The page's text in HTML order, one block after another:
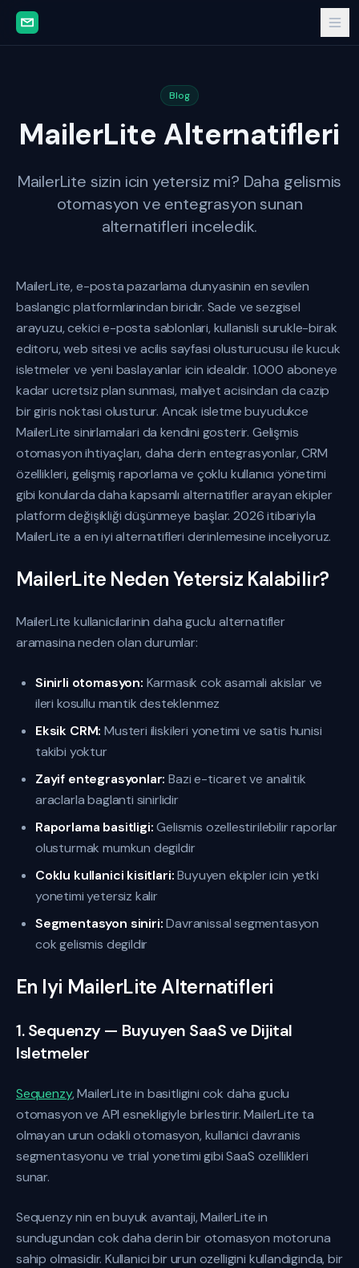
Blog
MailerLite Alternatifleri
MailerLite sizin icin yetersiz mi? Daha gelismis
otomasyon ve entegrasyon sunan
alternatifleri inceledik.
MailerLite, e-posta pazarlama dunyasinin en sevilen
baslangic platformlarindan biridir. Sade ve sezgisel
arayuzu, cekici e-posta sablonlari, kullanisli surukle-birak
editoru, web sitesi ve acilis sayfasi olusturucusu ile kucuk
isletmeler ve yeni baslayanlar icin idealdir. 1.000 aboneye
kadar ucretsiz plan sunmasi, maliyet acisindan da cazip
bir giris noktasi olusturur. Ancak isletme buyudukce
MailerLite sinirlamalari da kendini gosterir. Gelişmis
otomasyon ihtiyaçları, daha derin entegrasyonlar, CRM
özellikleri, gelişmiş raporlama ve çoklu kullanıcı yönetimi
gibi konularda daha kapsamlı alternatifler arayan ekipler
platform değişikliği düşünmeye başlar. 2026 itibariyla
MailerLite a en iyi alternatifleri derinlemesine inceliyoruz.
MailerLite Neden Yetersiz Kalabilir?
MailerLite kullanicilarinin daha guclu alternatifler
aramasina neden olan durumlar:
Sinirli otomasyon: Karmasik cok asamali akislar ve
ileri kosullu mantik desteklenmez
Eksik CRM: Musteri iliskileri yonetimi ve satis hunisi
takibi yoktur
Zayif entegrasyonlar: Bazi e-ticaret ve analitik
araclarla baglanti sinirlidir
Raporlama basitligi:Gelismis ozellestirilebilir raporlar
olusturmak mumkun degildir
Coklu kullanici kisitlari:Buyuyen ekipler icin yetki
yonetimi yetersiz kalir
Segmentasyon siniri:Davranissal segmentasyon
cok gelismis degildir
En Iyi MailerLite Alternatifleri
1. Sequenzy — Buyuyen SaaS ve Dijital
Isletmeler
Sequenzy, MailerLite in basitligini cok daha guclu
otomasyon ve API esnekligiyle birlestirir. MailerLite ta
olmayan urun odakli otomasyon, kullanici davranis
segmentasyonu ve trial yonetimi gibi SaaS ozellikleri
sunar.
Sequenzy nin en buyuk avantaji, MailerLite in
sundugundan cok daha derin bir otomasyon motoruna
sahip olmasidir. Kullanici bir urun ozelligini kullandiginda, bir